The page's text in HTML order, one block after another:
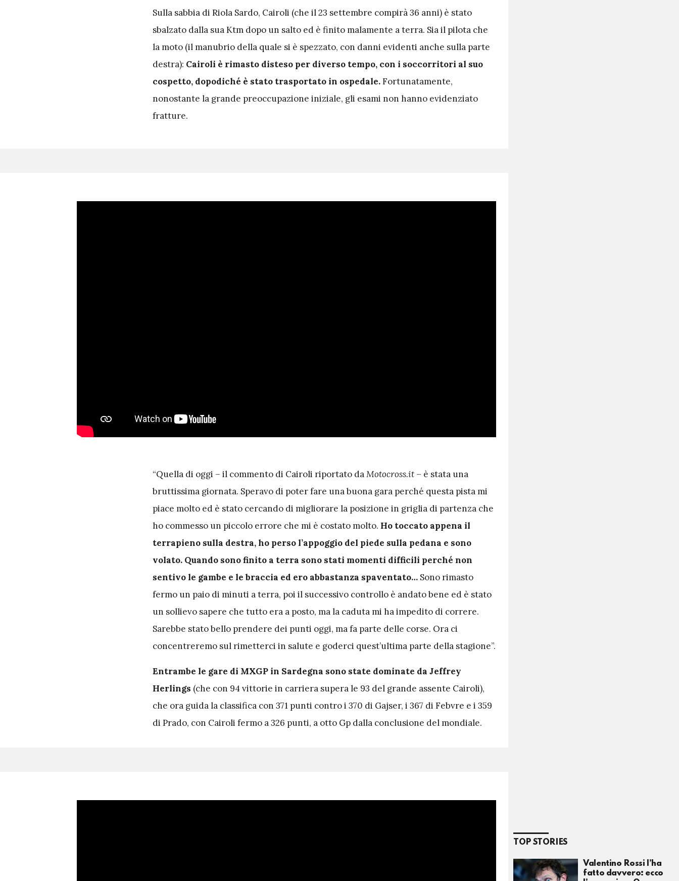
Sulla sabbia di Riola Sardo, Cairoli (che il 23 settembre compirà 36 anni) è stato
sbalzato dalla sua Ktm dopo un salto ed è finito malamente a terra. Sia il pilota che
la moto (il manubrio della quale si è spezzato, con danni evidenti anche sulla parte
destra): Cairoli è rimasto disteso per diverso tempo, con i soccorritori al suo
cospetto, dopodiché è stato trasportato in ospedale.Fortunatamente,
nonostante la grande preoccupazione iniziale, gli esami non hanno evidenziato
fratture.
“Quella di oggi – il commento di Cairoli riportato daMotocross.it – è stata una
bruttissima giornata. Speravo di poter fare una buona gara perché questa pista mi
piace molto ed è stato cercando di migliorare la posizione in griglia di partenza che
ho commesso un piccolo errore che mi è costato molto. Ho toccato appena il
terrapieno sulla destra, ho perso l’appoggio del piede sulla pedana e sono
volato. Quando sono finito a terra sono stati momenti difficili perché non
sentivo le gambe e le braccia ed ero abbastanza spaventato… Sono rimasto
fermo un paio di minuti a terra, poi il successivo controllo è andato bene ed è stato
un sollievo sapere che tutto era a posto, ma la caduta mi ha impedito di correre.
Sarebbe stato bello prendere dei punti oggi, ma fa parte delle corse. Ora ci
concentreremo sul rimetterci in salute e goderci quest’ultima parte della stagione”.
Entrambe le gare di MXGP in Sardegna sono state dominate da Jeffrey
Herlings (che con 94 vittorie in carriera supera le 93 del grande assente Cairoli),
che ora guida la classifica con 371 punti contro i 370 di Gajser, i 367 di Febvre e i 359
di Prado, con Cairoli fermo a 326 punti, a otto Gp dalla conclusione del mondiale.
TOP STORIES
Valentino Rossi l’ha
fatto davvero: ecco